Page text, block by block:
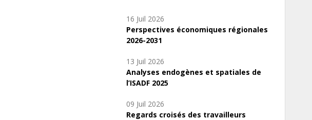
16 Juil 2026
Perspectives économiques régionales
2026-2031
13 Juil 2026
Analyses endogènes et spatiales de
l’ISADF 2025
09 Juil 2026
Regards croisés des travailleurs